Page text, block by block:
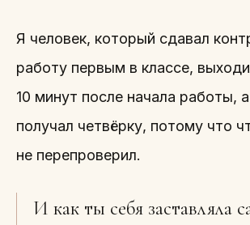
Я человек, который сдавал
работу первым в классе,
10 минут после начала работы,
получал четвёрку, потому что
не перепроверил.
И как ты себя заставляла